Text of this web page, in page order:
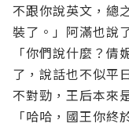
不跟你說英文，總
裝了。」阿滿也說
「你們說什麼？
了，說話也不似平
不對勁，王后本來
「哈哈，國王你